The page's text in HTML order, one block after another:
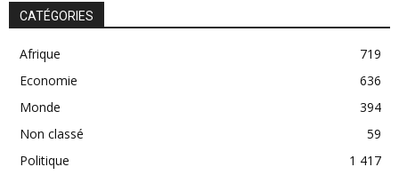
CATÉGORIES
Afrique
719
Economie
636
Monde
394
Non classé
59
Politique
1 417